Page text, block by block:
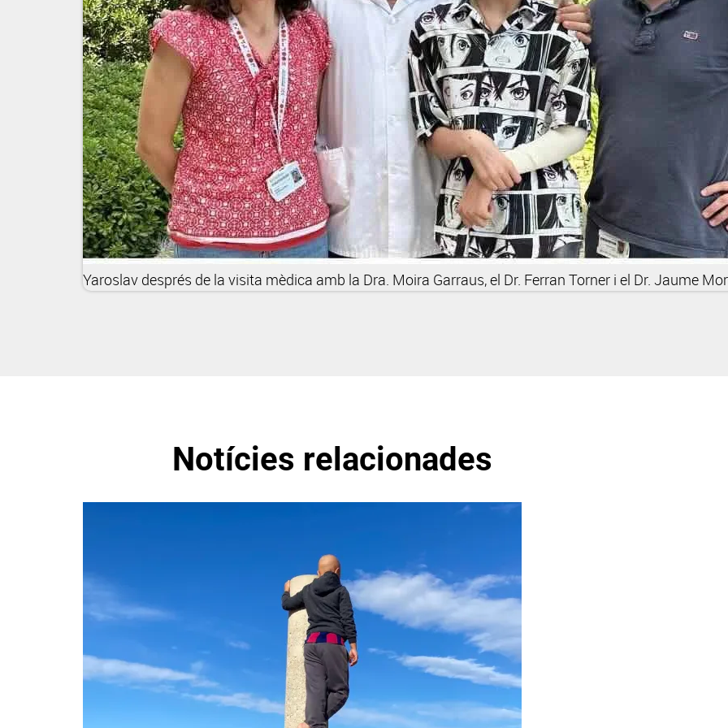
Yaroslav després de la visita mèdica amb la Dra. Moira Garraus, el Dr. Ferran Torner i el Dr. Jaume
Notícies relacionades